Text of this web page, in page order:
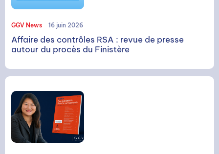
GGV News 16 juin 2026
Affaire des contrôles RSA : revue de presse
autour du procès du Finistère